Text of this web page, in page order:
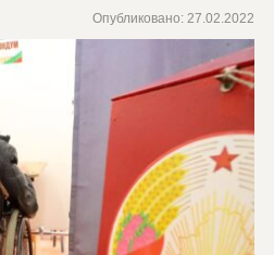
Опубликовано: 27.02.2022